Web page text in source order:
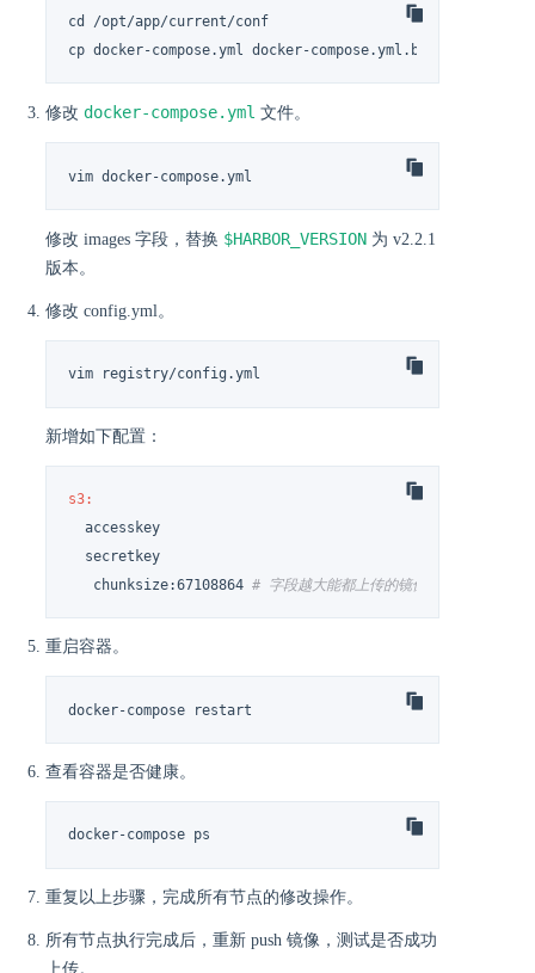
cd /opt/app/current/conf
cp docker-compose.yml docker-compose.yml.back
修改 docker-compose.yml 文件。
vim docker-compose.yml
修改 images 字段，替换 $HARBOR_VERSION 为 v2.2.1
版本。
修改 config.yml。
vim registry/config.yml
新增如下配置：
s3:
  accesskey
  secretkey
   chunksize:67108864
# 字段越大能都上传的镜像越大，注意需
重启容器。
docker-compose restart
查看容器是否健康。
docker-compose ps
重复以上步骤，完成所有节点的修改操作。
所有节点执行完成后，重新 push 镜像，测试是否成功
上传。